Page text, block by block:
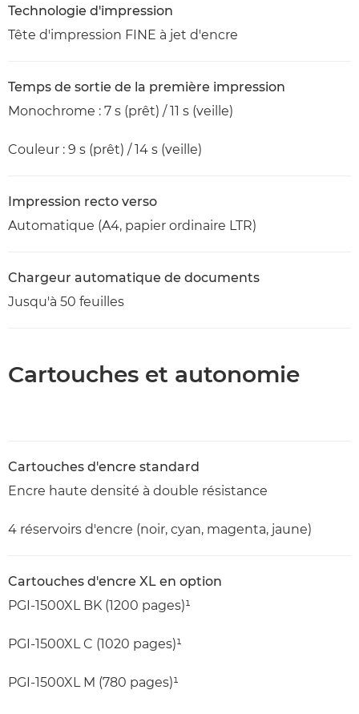
Technologie d'impression
Tête d'impression FINE à jet d'encre
Temps de sortie de la première impression
Monochrome : 7 s (prêt) / 11 s (veille)
Couleur : 9 s (prêt) / 14 s (veille)
Impression recto verso
Automatique (A4, papier ordinaire LTR)
Chargeur automatique de documents
Jusqu'à 50 feuilles
Cartouches et autonomie
Cartouches d'encre standard
Encre haute densité à double résistance
4 réservoirs d'encre (noir, cyan, magenta, jaune)
Cartouches d'encre XL en option
PGI-1500XL BK (1200 pages)¹
PGI-1500XL C (1020 pages)¹
PGI-1500XL M (780 pages)¹